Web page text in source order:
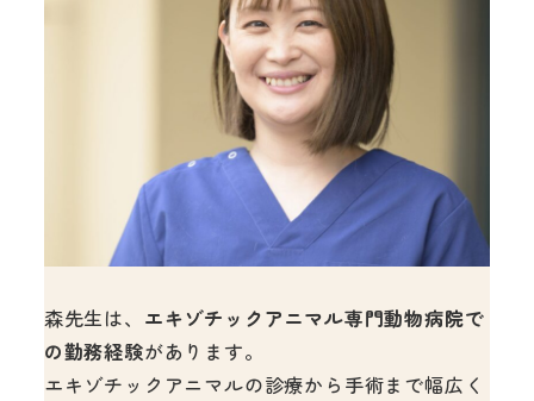
森先生は、 エキゾチックアニマル専門動物病院で
の勤務経験があります。
エキゾチックアニマルの診療から手術まで幅広く